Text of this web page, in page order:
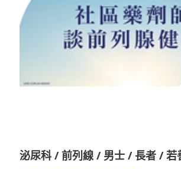
泌尿科 / 前列線 / 男士 / 長者 / 若